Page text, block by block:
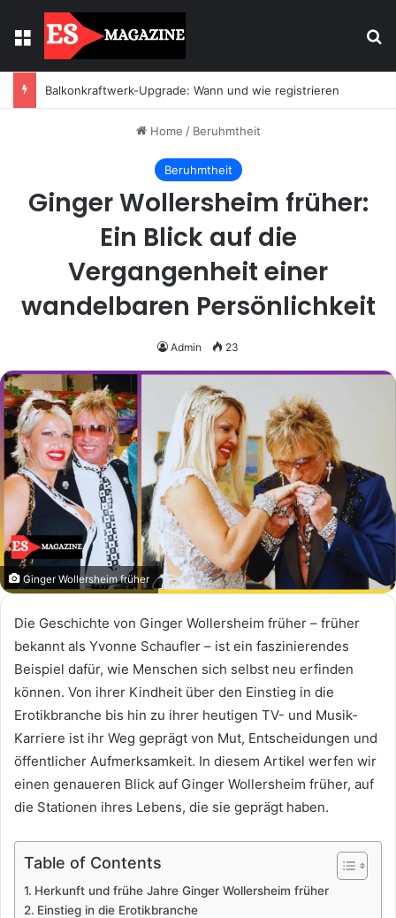
Menu
Balkonkraftwerk-Upgrade: Wann und wie registrieren
Home / Beruhmtheit
Beruhmtheit
Ginger Wollersheim früher:
Ein Blick auf die
Vergangenheit einer
wandelbaren Persönlichkeit
Admin 23
Ginger Wollersheim früher
Die Geschichte von Ginger Wollersheim früher – früher
bekannt als Yvonne Schaufler – ist ein faszinierendes
Beispiel dafür, wie Menschen sich selbst neu erfinden
können. Von ihrer Kindheit über den Einstieg in die
Erotikbranche bis hin zu ihrer heutigen TV- und Musik-
Karriere ist ihr Weg geprägt von Mut, Entscheidungen und
öffentlicher Aufmerksamkeit. In diesem Artikel werfen wir
einen genaueren Blick auf Ginger Wollersheim früher, auf
die Stationen ihres Lebens, die sie geprägt haben.
Table of Contents
Herkunft und frühe Jahre Ginger Wollersheim früher
Einstieg in die Erotikbranche